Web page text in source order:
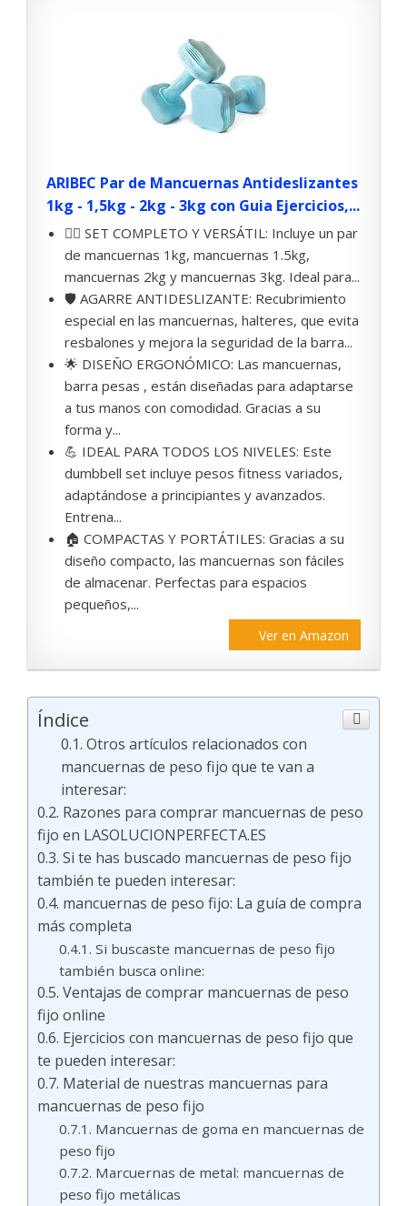
ARIBEC Par de Mancuernas Antideslizantes
1kg - 1,5kg - 2kg - 3kg con Guia Ejercicios,...
🏋️‍♂️ SET COMPLETO Y VERSÁTIL: Incluye un par
de mancuernas 1kg, mancuernas 1.5kg,
mancuernas 2kg y mancuernas 3kg. Ideal para...
🛡️ AGARRE ANTIDESLIZANTE: Recubrimiento
especial en las mancuernas, halteres, que evita
resbalones y mejora la seguridad de la barra...
🌟 DISEÑO ERGONÓMICO: Las mancuernas,
barra pesas , están diseñadas para adaptarse
a tus manos con comodidad. Gracias a su
forma y...
💪 IDEAL PARA TODOS LOS NIVELES: Este
dumbbell set incluye pesos fitness variados,
adaptándose a principiantes y avanzados.
Entrena...
🏠 COMPACTAS Y PORTÁTILES: Gracias a su
diseño compacto, las mancuernas son fáciles
de almacenar. Perfectas para espacios
pequeños,...
Ver en Amazon
Índice
Otros artículos relacionados con
mancuernas de peso fijo que te van a
interesar:
Razones para comprar mancuernas de peso
fijo en LASOLUCIONPERFECTA.ES
Si te has buscado mancuernas de peso fijo
también te pueden interesar:
mancuernas de peso fijo: La guía de compra
más completa
Si buscaste mancuernas de peso fijo
también busca online:
Ventajas de comprar mancuernas de peso
fijo online
Ejercicios con mancuernas de peso fijo que
te pueden interesar:
Material de nuestras mancuernas para
mancuernas de peso fijo
Mancuernas de goma en mancuernas de
peso fijo
Marcuernas de metal: mancuernas de
peso fijo metálicas